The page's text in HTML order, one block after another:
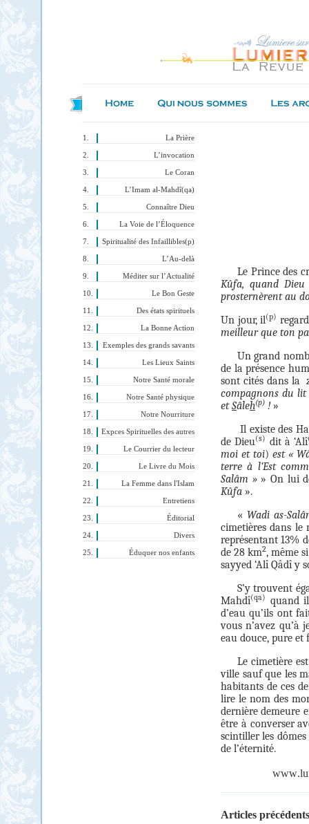
La Prière
L’invocation
Le Coran
L’Imam al-Mahdî(qa)
Connaître Dieu
La Voie de l’Éloquence
Spiritualité des Infaillibles(p)
L’Au-delà
Méditer sur l’Actualité
Le Bon Geste
Des états spirituels
La Bonne Action
Exemples des grands savants
Les Lieux Saints
Notre Santé morale
Notre Santé physique
Notre Nourriture
Expces Spirituelles des autres
Le Courrier du lecteur
Le Livre du Mois
La Femme dans l'Islam
Entretiens
Éditorial
Divers
Éduquer nos enfants
Le Prince des
Kûfa, quand
prosternèrent au
Un jour, il(p)
meilleur que ton
Un grand
de la présence
sont cités dans la
compagnons du lit
etSâleh(p) !»
Il existe des
de Dieu(s) dit à ‘Alî
moi et toi) est «
terre à l’Est
Salâm »» On lui
Kûfa ».
« Wadi as-
cimetières dans le
représentant 13%
de 28 km2, même
sayyed ‘Alî Qâdî y
S’y trouvent
Mahdî(qa) quand
d’eau qu’ils ont
vous n’avez
eau douce, pure et
Le cimetière
ville sauf que les
habitants de ces
lire le nom des
dernière demeure
être à converser
scintiller les dômes
de l’éternité.
www.
Articles